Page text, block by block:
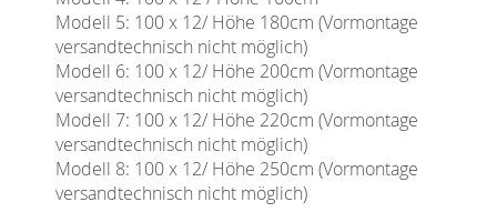
Modell 5: 100 x 12/ Höhe 180cm (Vormontage
versandtechnisch nicht möglich)
Modell 6: 100 x 12/ Höhe 200cm (Vormontage
versandtechnisch nicht möglich)
Modell 7: 100 x 12/ Höhe 220cm (Vormontage
versandtechnisch nicht möglich)
Modell 8: 100 x 12/ Höhe 250cm (Vormontage
versandtechnisch nicht möglich)